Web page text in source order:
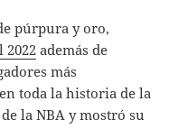
púrpura y oro,
además de
más
toda la historia de la
la NBA y mostró su